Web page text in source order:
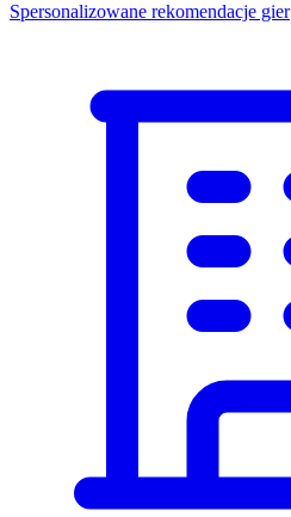
Spersonalizowane rekomendacje gier